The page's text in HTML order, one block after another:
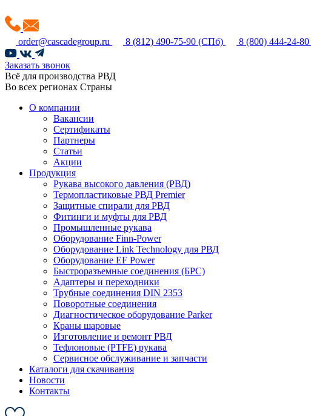
order@cascadegroup.ru 8 (812) 490-75-90 (СПб) 8 (800) 444-24-80
Заказать звонок
Всё для производства РВД
Во всех регионах Страны
О компании
Вакансии
Сертификаты
Партнеры
Статьи
Акции
Продукция
Рукава высокого давления (РВД)
Термопластиковые РВД Premier
Защитные спирали для РВД
Фитинги и муфты для РВД
Промышленные рукава
Оборудование Finn-Power
Оборудование Link Technology для РВД
Оборудование EF Power
Быстроразъемные соединения (БРС)
Адаптеры и переходники
Трубные соединения DIN 2353
Поворотные соединения
Диагностическое оборудование Parker
Краны шаровые
Изготовление и ремонт РВД
Тефлоновые (PTFE) рукава
Сервисное обслуживание и запчасти
Каталоги для скачивания
Новости
Контакты